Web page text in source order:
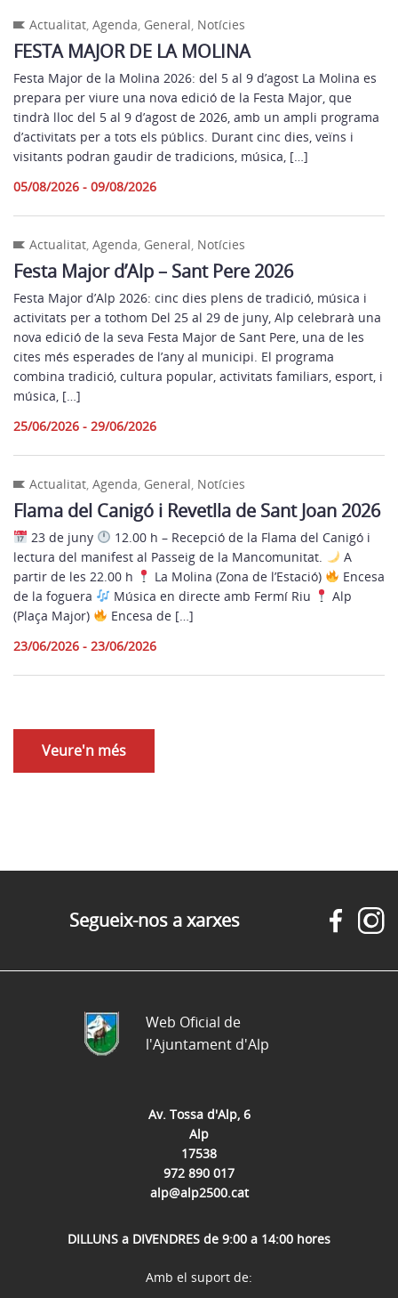
Actualitat, Agenda, General, Notícies
FESTA MAJOR DE LA MOLINA
Festa Major de la Molina 2026: del 5 al 9 d’agost La Molina es
prepara per viure una nova edició de la Festa Major, que
tindrà lloc del 5 al 9 d’agost de 2026, amb un ampli programa
d’activitats per a tots els públics. Durant cinc dies, veïns i
visitants podran gaudir de tradicions, música, […]
05/08/2026 - 09/08/2026
Actualitat, Agenda, General, Notícies
Festa Major d’Alp – Sant Pere 2026
Festa Major d’Alp 2026: cinc dies plens de tradició, música i
activitats per a tothom Del 25 al 29 de juny, Alp celebrarà una
nova edició de la seva Festa Major de Sant Pere, una de les
cites més esperades de l’any al municipi. El programa
combina tradició, cultura popular, activitats familiars, esport, i
música, […]
25/06/2026 - 29/06/2026
Actualitat, Agenda, General, Notícies
Flama del Canigó i Revetlla de Sant Joan 2026
23 de juny
12.00 h – Recepció de la Flama del Canigó i
lectura del manifest al Passeig de la Mancomunitat.
A
partir de les 22.00 h
La Molina (Zona de l’Estació)
Encesa
de la foguera
Música en directe amb Fermí Riu
Alp
(Plaça Major)
Encesa de […]
23/06/2026 - 23/06/2026
Veure'n més
Segueix-nos a xarxes
Av. Tossa d'Alp, 6
Alp
17538
972 890 017
alp@alp2500.cat
DILLUNS a DIVENDRES de 9:00 a 14:00 hores
Web Oficial de
l'Ajuntament d'Alp
Amb el suport de: